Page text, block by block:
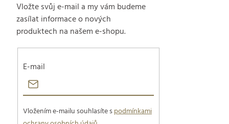
Vložte svůj e-mail a my vám budeme
zasílat informace o nových
produktech na našem e-shopu.
E-mail
Vložením e-mailu souhlasíte spodmínkami